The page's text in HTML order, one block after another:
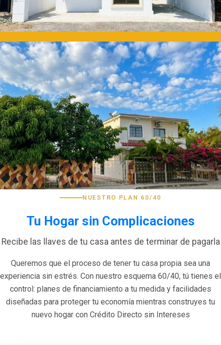
NUESTRO PLAN 60/40
Tu Hogar sin Complicaciones
Recibe las llaves de tu casa antes de terminar de pagarla
Queremos que el proceso de tener tu casa propia sea una
experiencia sin estrés. Con nuestro esquema 60/40, tú tienes el
control: planes de financiamiento a tu medida y facilidades
diseñadas para proteger tu economía mientras construyes tu
nuevo hogar con Crédito Directo sin Intereses